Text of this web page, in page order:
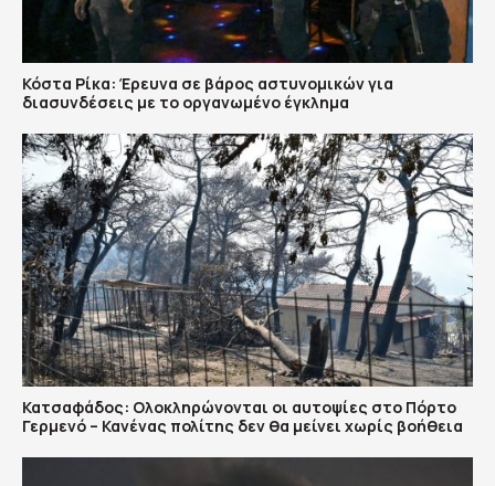
Κόστα Ρίκα: Έρευνα σε βάρος αστυνομικών για
διασυνδέσεις με το οργανωμένο έγκλημα
Κατσαφάδος: Ολοκληρώνονται οι αυτοψίες στο Πόρτο
Γερμενό – Κανένας πολίτης δεν θα μείνει χωρίς βοήθεια